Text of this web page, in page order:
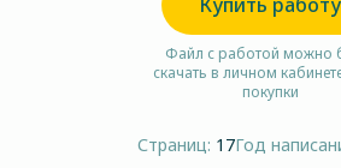
Файл с работой можно
скачать в личном
покупки
Страниц: 17Год